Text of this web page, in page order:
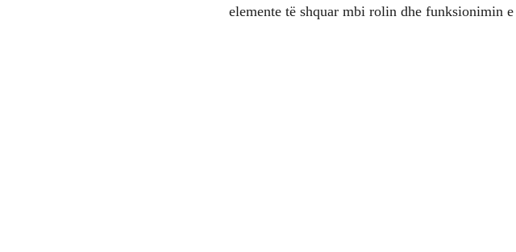
elemente të shquar mbi rolin dhe funksionimin